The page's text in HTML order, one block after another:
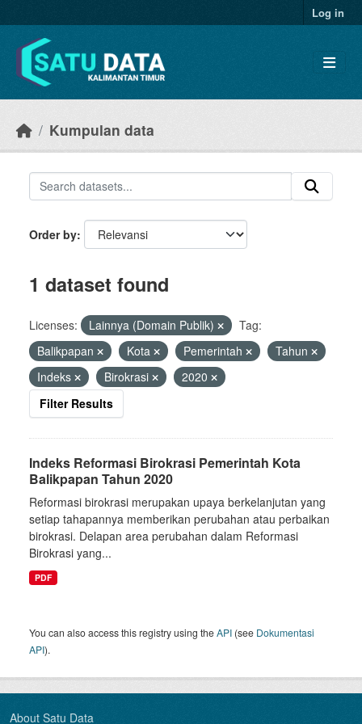
Log in
Kumpulan data
Order by
1 dataset found
Licenses: Lainnya (Domain Publik)
Tag:
Balikpapan
Kota Pemerintah
Tahun
Indeks
Birokrasi
2020
Filter Results
Indeks Reformasi Birokrasi Pemerintah Kota
Balikpapan Tahun 2020
Reformasi birokrasi merupakan upaya berkelanjutan yang
setiap tahapannya memberikan perubahan atau perbaikan
birokrasi. Delapan area perubahan dalam Reformasi
Birokrasi yang...
PDF
You can also access this registry using theAPI (see Dokumentasi
API).
About Satu Data